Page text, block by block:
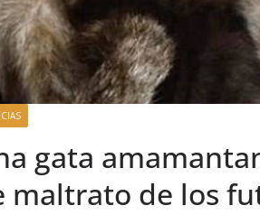
gata
maltrato de los